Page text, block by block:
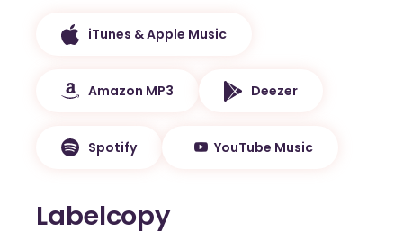
iTunes & Apple Music
Amazon MP3 Deezer
Spotify YouTube Music
Labelcopy